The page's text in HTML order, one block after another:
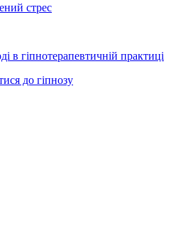
стрес
в гіпнотерапевтичній практиці
до гіпнозу